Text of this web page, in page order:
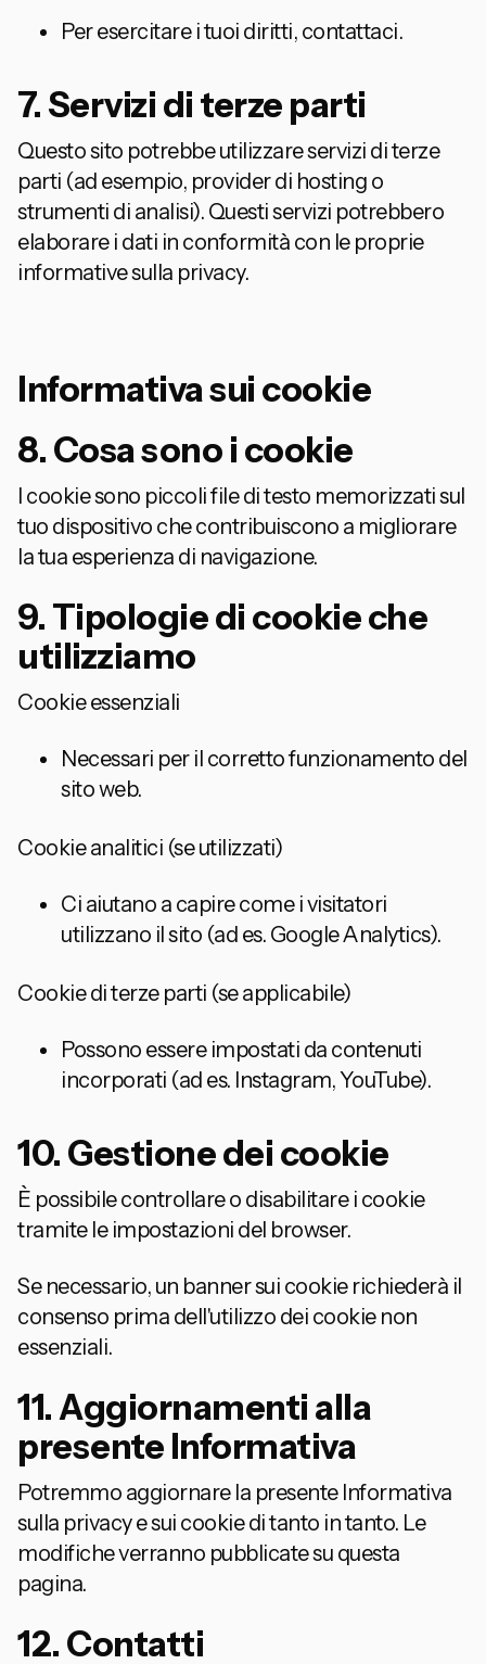
Per esercitare i tuoi diritti, contattaci.
7. Servizi di terze parti
Questo sito potrebbe utilizzare servizi di terze
parti (ad esempio, provider di hosting o
strumenti di analisi). Questi servizi potrebbero
elaborare i dati in conformità con le proprie
informative sulla privacy.
Informativa sui cookie
8. Cosa sono i cookie
I cookie sono piccoli file di testo memorizzati sul
tuo dispositivo che contribuiscono a migliorare
la tua esperienza di navigazione.
9. Tipologie di cookie che
utilizziamo
Cookie essenziali
Necessari per il corretto funzionamento del
sito web.
Cookie analitici (se utilizzati)
Ci aiutano a capire come i visitatori
utilizzano il sito (ad es. Google Analytics).
Cookie di terze parti (se applicabile)
Possono essere impostati da contenuti
incorporati (ad es. Instagram, YouTube).
10. Gestione dei cookie
È possibile controllare o disabilitare i cookie
tramite le impostazioni del browser.
Se necessario, un banner sui cookie richiederà il
consenso prima dell'utilizzo dei cookie non
essenziali.
11. Aggiornamenti alla
presente Informativa
Potremmo aggiornare la presente Informativa
sulla privacy e sui cookie di tanto in tanto. Le
modifiche verranno pubblicate su questa
pagina.
12. Contatti